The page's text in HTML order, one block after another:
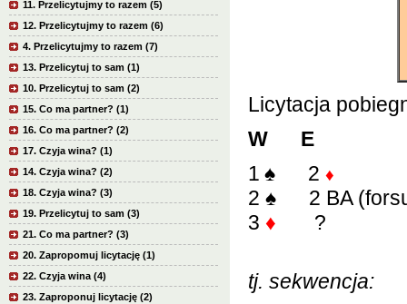
11. Przelicytujmy to razem (5)
12. Przelicytujmy to razem (6)
4. Przelicytujmy to razem (7)
13. Przelicytuj to sam (1)
10. Przelicytuj to sam (2)
15. Co ma partner? (1)
16. Co ma partner? (2)
17. Czyja wina? (1)
14. Czyja wina? (2)
18. Czyja wina? (3)
19. Przelicytuj to sam (3)
21. Co ma partner? (3)
20. Zapropomuj licytację (1)
22. Czyja wina (4)
23. Zaproponuj licytację (2)
Licytacja
W E
1 ♠ 2 ♦
2 ♠
2 BA
3 ♦ ?
tj. sekwencja: